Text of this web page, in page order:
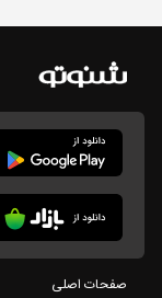
صفحات اصلی